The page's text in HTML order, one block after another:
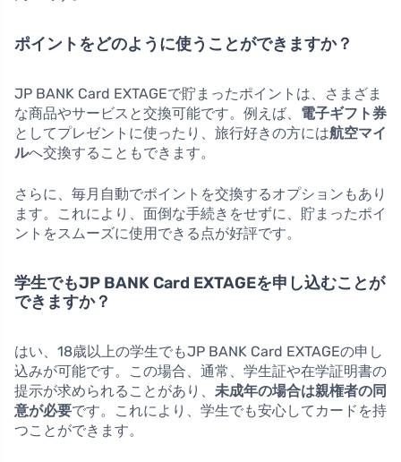
ポイントをどのように使うことができますか？
JP BANK Card EXTAGEで貯まったポイントは、さまざま
な商品やサービスと交換可能です。例えば、 電子ギフト券
としてプレゼントに使ったり、旅行好きの方には航空マイ
ルへ交換することもできます。
さらに、毎月自動でポイントを交換するオプションもあり
ます。これにより、面倒な手続きをせずに、貯まったポイ
ントをスムーズに使用できる点が好評です。
学生でもJP BANK Card EXTAGEを申し込むことが
できますか？
はい、18歳以上の学生でもJP BANK Card EXTAGEの申し
込みが可能です。この場合、通常、学生証や在学証明書の
提示が求められることがあり、 未成年の場合は親権者の同
意が必要です。これにより、学生でも安心してカードを持
つことができます。